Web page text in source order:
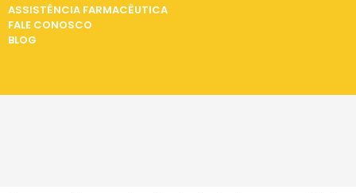
ASSISTÊNCIA FARMACÊUTICA
FALE CONOSCO
BLOG